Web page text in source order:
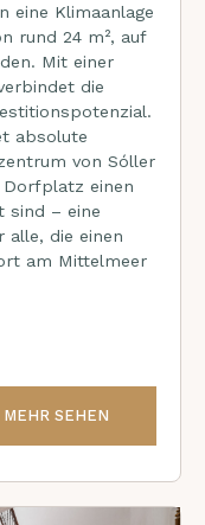
eine Klimaanlage
rund 24 m², auf
die
absolute
von Sóller
einen
sind – eine
alle, die einen
am Mittelmeer
MEHR SEHEN